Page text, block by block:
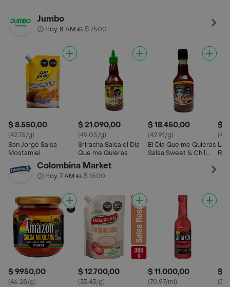
Jumbo
Hoy, 8 AM• $ 7500
$ 8.550,00
(42.75/g)
San Jorge Salsa
Mostamiel
$ 21.090,00
(49.05/g)
Sriracha Salsa el Dia
Que me Quieras
$ 18.450,00
(42.91/g)
El Día Que me Quieras
Salsa Sweet & Chili
$
La
Colombina Market
Hoy, 7 AM• $ 1500
$ 9.950,00
(46.28/g)
$ 12.700,00
(33.43/g)
$ 11.000,00
(70.97/ml)
$